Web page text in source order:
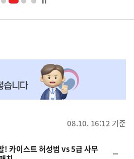
08.10. 16:12 기준
! 카이스트 허성범 vs 5급 사무